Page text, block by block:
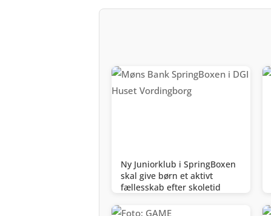
Ny Juniorklub i SpringBoxen
skal give børn et aktivt
fællesskab efter skoletid